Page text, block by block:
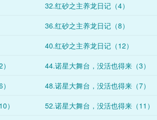
32.红砂之主养龙日记（4）
36.红砂之主养龙日记（8）
40.红砂之主养龙日记（12）
44.诺星大舞台，没活也得来（3）
48.诺星大舞台，没活也得来（7）
）
52.诺星大舞台，没活也得来（11）